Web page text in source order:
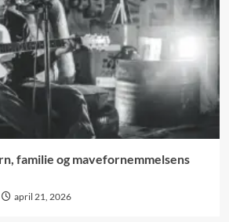
familie og mavefornemmelsens
april 21, 2026